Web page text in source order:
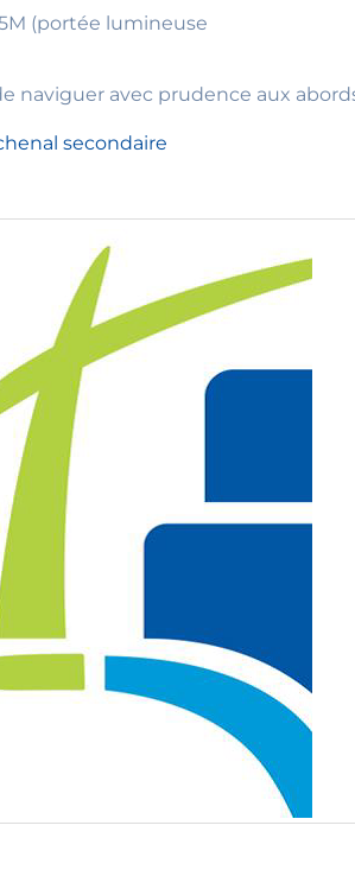
(portée lumineuse
naviguer avec prudence aux
secondaire